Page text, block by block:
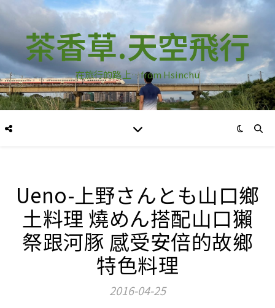
茶香草.天空飛行
在旅行的路上…from Hsinchu
Ueno-上野さんとも山口鄉
土料理 燒めん搭配山口獺
祭跟河豚 感受安倍的故鄉
特色料理
2016-04-25